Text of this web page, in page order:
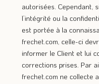
autorisées. Cependant,
l’intégrité ou la
est portée à la
frechet.com, celle-ci
informer le Client et lui
corrections prises. Par
frechet.com ne collecte